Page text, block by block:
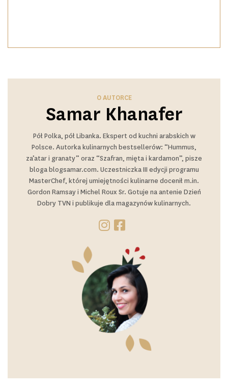
O AUTORCE
Samar Khanafer
Pół Polka, pół Libanka. Ekspert od kuchni arabskich w
Polsce. Autorka kulinarnych bestsellerów: “Hummus,
za’atar i granaty” oraz “Szafran, mięta i kardamon”, pisze
bloga blogsamar.com. Uczestniczka III edycji programu
MasterChef, której umiejętności kulinarne docenił m.in.
Gordon Ramsay i Michel Roux Sr. Gotuje na antenie Dzień
Dobry TVN i publikuje dla magazynów kulinarnych.